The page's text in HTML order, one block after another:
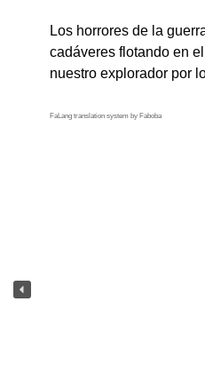
Los horrores de la
cadáveres flotando en
nuestro explorador por
FaLang translation system by Faboba